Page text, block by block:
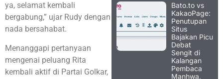
ya, selamat kembali
bergabung,” ujar Rudy dengan
nada bersahabat.
Menanggapi pertanyaan
mengenai peluang Rita
kembali aktif di Partai Golkar,
Bato.to vs
KakaoPage:
Penutupan
Situs
Bajakan Picu
Debat
Sengit di
Kalangan
Pembaca
Manhwa,